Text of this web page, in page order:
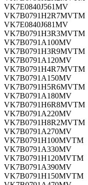
VK7E0840J561MV
VK7B0791H2R7MVTM
VK7E0840J681MV
VK7B0791H3R3MVTM
VK7B0791A100MV
VK7B0791H3R9MVTM
VK7B0791A120MV
VK7B0791H4R7MVTM
VK7B0791A150MV
VK7B0791H5R6MVTM
VK7B0791A180MV
VK7B0791H6R8MVTM
VK7B0791A220MV
VK7B0791H8R2MVTM
VK7B0791A270MV
VK7B0791H100MVTM
VK7B0791A330MV
VK7B0791H120MVTM
VK7B0791A390MV
VK7B0791H150MVTM